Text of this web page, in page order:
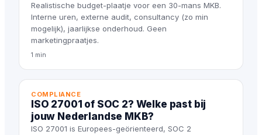
Realistische budget-plaatje voor een 30-mans MKB.
Interne uren, externe audit, consultancy (zo min
mogelijk), jaarlijkse onderhoud. Geen
marketingpraatjes.
1 min
COMPLIANCE
ISO 27001 of SOC 2? Welke past bij
jouw Nederlandse MKB?
ISO 27001 is Europees-geörienteerd, SOC 2